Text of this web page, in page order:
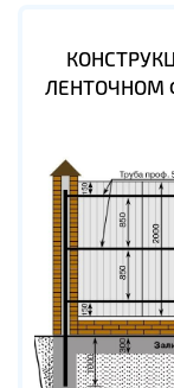
ЛЕНТОЧНОМ